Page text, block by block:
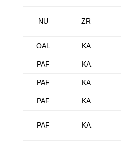
NU ZR
OAL KA
PAF KA
PAF KA
PAF KA
PAF KA